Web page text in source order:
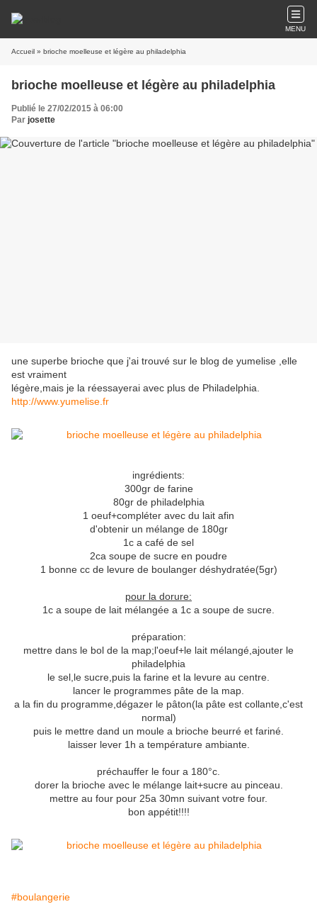
MENU
Accueil » brioche moelleuse et légère au philadelphia
brioche moelleuse et légère au philadelphia
Publié le 27/02/2015 à 06:00
Par josette
une superbe brioche que j'ai trouvé sur le blog de yumelise ,elle
est vraiment
légère,mais je la réessayerai avec plus de Philadelphia.
http://www.yumelise.fr
ingrédients:
300gr de farine
80gr de philadelphia
1 oeuf+compléter avec du lait afin
d'obtenir un mélange de 180gr
1c a café de sel
2ca soupe de sucre en poudre
1 bonne cc de levure de boulanger déshydratée(5gr)
pour la dorure:
1c a soupe de lait mélangée a 1c a soupe de sucre.
préparation:
mettre dans le bol de la map;l'oeuf+le lait mélangé,ajouter le
philadelphia
le sel,le sucre,puis la farine et la levure au centre.
lancer le programmes pâte de la map.
a la fin du programme,dégazer le pâton(la pâte est collante,c'est
normal)
puis le mettre dand un moule a brioche beurré et fariné.
laisser lever 1h a température ambiante.
préchauffer le four a 180°c.
dorer la brioche avec le mélange lait+sucre au pinceau.
mettre au four pour 25a 30mn suivant votre four.
bon appétit!!!!
#boulangerie